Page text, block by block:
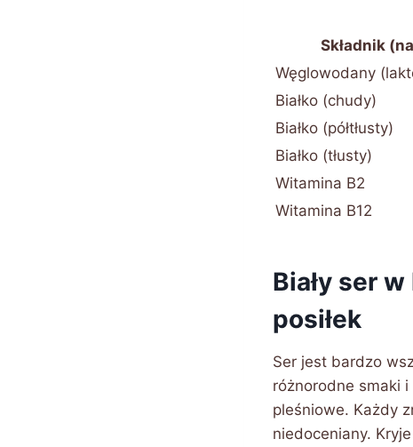
Składnik
Węglowodany
Białko (chudy)
Białko (półtłusty)
Białko (tłusty)
Witamina B2
Witamina B12
Biały ser
posiłek
Ser jest bardzo
różnorodne smaki
pleśniowe. Każdy
niedoceniany.